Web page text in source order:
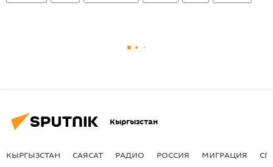
Кыргызстан
КЫРГЫЗСТАН САЯСАТ РАДИО РОССИЯ МИГРАЦИЯ